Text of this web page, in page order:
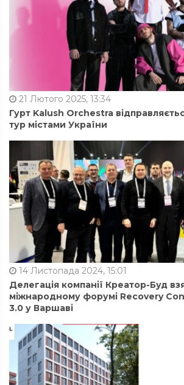
21 Лютого 2025, 13:34
Гурт Kalush Orchestra
тур містами України
14 Листопада 2024, 15:01
Делегація компанії Креатор-Буд
міжнародному форумі Recovery
3.0 у Варшаві